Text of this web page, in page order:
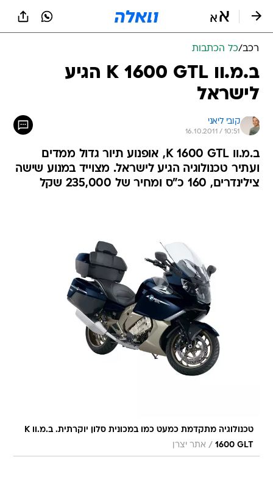
רכב/כל הכתבות
ב.מ.וו K 1600 GTL הגיע
לישראל
קובי ליאני
16.10.2011 / 10:51
ב.מ.וו K 1600 GTL, אופנוע תיור גדול ממדים
ועתיר טכנולוגיה הגיע לישראל. מצוייד במנוע שישה
צילינדרים, 160 כ"ס ומחיר של 235,000 שקל
טכנולוגיה מתקדמת כמעט כמו במכונית סלון יוקרתית. ב.מ.וו K
1600 GLT
/ אתר יצרן